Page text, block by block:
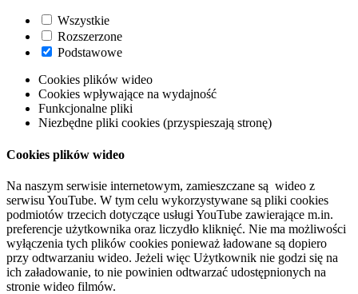
Wszystkie
Rozszerzone
Podstawowe
Cookies plików wideo
Cookies wpływające na wydajność
Funkcjonalne pliki
Niezbędne pliki cookies (przyspieszają stronę)
Cookies plików wideo
Na naszym serwisie internetowym, zamieszczane są wideo z
serwisu YouTube. W tym celu wykorzystywane są pliki cookies
podmiotów trzecich dotyczące usługi YouTube zawierające m.in.
preferencje użytkownika oraz liczydło kliknięć. Nie ma możliwości
wyłączenia tych plików cookies ponieważ ładowane są dopiero
przy odtwarzaniu wideo. Jeżeli więc Użytkownik nie godzi się na
ich załadowanie, to nie powinien odtwarzać udostępnionych na
stronie wideo filmów.